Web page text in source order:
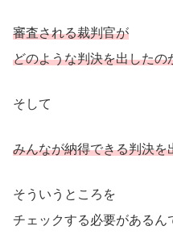
審査される裁判官が
どのような判決を出したの
そして
みんなが納得できる判決を
そういうところを
チェックする必要があるん